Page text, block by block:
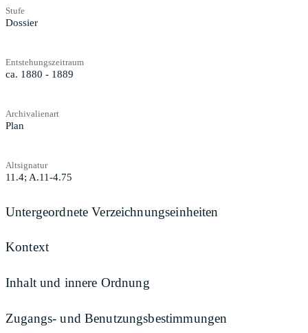
Stufe
Dossier
Entstehungszeitraum
ca. 1880 - 1889
Archivalienart
Plan
Altsignatur
11.4; A.11-4.75
Untergeordnete Verzeichnungseinheiten
Kontext
Inhalt und innere Ordnung
Zugangs- und Benutzungsbestimmungen